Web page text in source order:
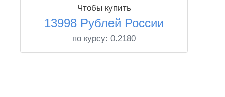
Чтобы купить
13998 Рублей России
по курсу: 0.2180